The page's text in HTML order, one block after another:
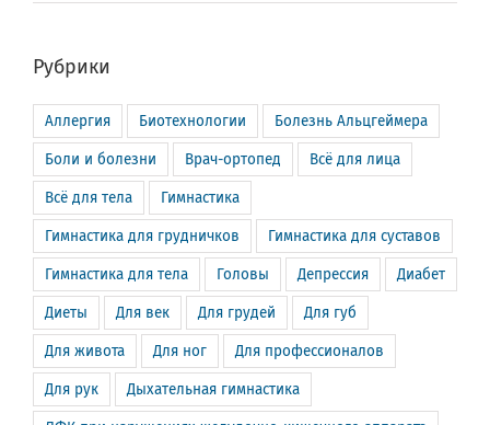
Рубрики
Аллергия Биотехнологии Болезнь Альцгеймера
Боли и болезни Врач-ортопед Всё для лица
Всё для тела Гимнастика
Гимнастика для грудничков Гимнастика для суставов
Гимнастика для тела Головы Депрессия Диабет
Диеты Для век Для грудей Для губ
Для живота Для ног Для профессионалов
Для рук Дыхательная гимнастика